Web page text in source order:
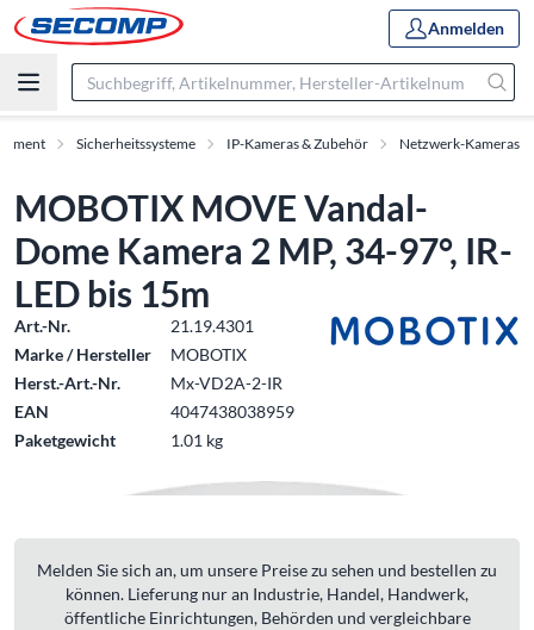
Anmelden
Sicherheitssysteme IP-Kameras & Zubehör Netzwerk-Kameras
MOBOTIX MOVE Vandal-
Dome Kamera 2 MP, 34-97°, IR-
LED bis 15m
Art.-Nr.
21.19.4301
Marke / Hersteller
MOBOTIX
Herst.-Art.-Nr.
Mx-VD2A-2-IR
EAN
4047438038959
Paketgewicht
1.01 kg
Melden Sie sich an, um unsere Preise zu sehen und bestellen zu
können. Lieferung nur an Industrie, Handel, Handwerk,
öffentliche Einrichtungen, Behörden und vergleichbare